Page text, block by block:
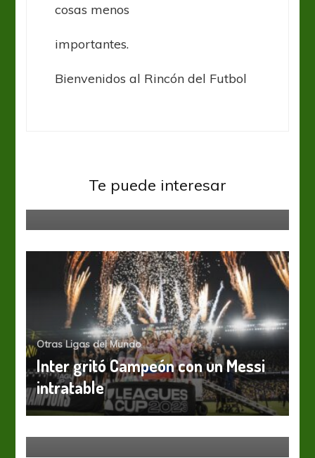
cosas menos
importantes.
Bienvenidos al Rincón del Futbol
Te puede interesar
Campeonato Uruguayo: Cerro mira
Otras Ligas del Mundo
Inter gritó Campeón con un Messi
intratable
Otras Ligas del Mundo